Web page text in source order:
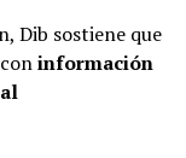
Dib sostiene que
información